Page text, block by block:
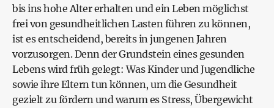
bis ins hohe Alter erhalten und ein Leben möglichst
frei von gesundheitlichen Lasten führen zu können,
ist es entscheidend, bereits in jungenen Jahren
vorzusorgen. Denn der Grundstein eines gesunden
Lebens wird früh gelegt: Was Kinder und Jugendliche
sowie ihre Eltern tun können, um die Gesundheit
gezielt zu fördern und warum es Stress, Übergewicht